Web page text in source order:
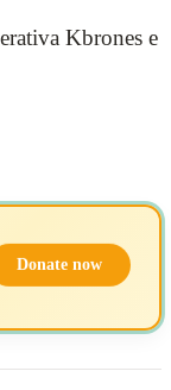
Kbrones e
Donate now